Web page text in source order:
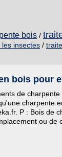
bois /
insectes /
bois pour
de
charpente
P : Bois de
ou de